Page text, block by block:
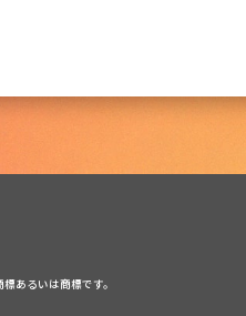
あるいは商標です。